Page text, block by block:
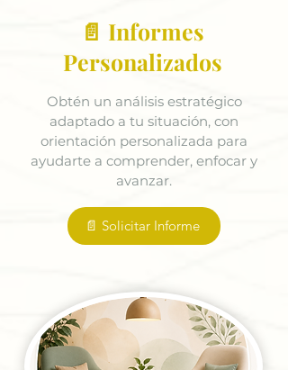
📄 Informes
Personalizados
Obtén un análisis estratégico
adaptado a tu situación, con
orientación personalizada para
ayudarte a comprender, enfocar y
avanzar.
📄 Solicitar Informe